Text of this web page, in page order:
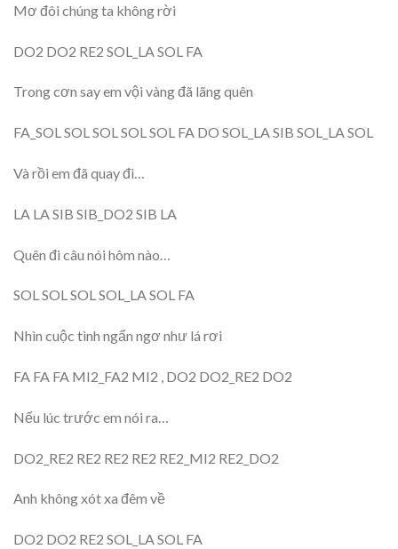
Mơ đôi chúng ta không rời
DO2 DO2 RE2 SOL_LA SOL FA
Trong cơn say em vội vàng đã lãng quên
FA_SOL SOL SOL SOL SOL FA DO SOL_LA SIB SOL_LA SOL
Và rồi em đã quay đi…
LA LA SIB SIB_DO2 SIB LA
Quên đi câu nói hôm nào…
SOL SOL SOL SOL_LA SOL FA
Nhìn cuộc tình ngẩn ngơ như lá rơi
FA FA FA MI2_FA2 MI2 , DO2 DO2_RE2 DO2
Nếu lúc trước em nói ra…
DO2_RE2 RE2 RE2 RE2 RE2_MI2 RE2_DO2
Anh không xót xa đêm về
DO2 DO2 RE2 SOL_LA SOL FA